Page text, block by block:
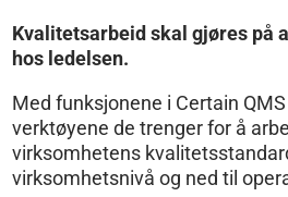
Kvalitetsarbeid skal gjøres på
hos ledelsen.
Med funksjonene i Certain
verktøyene de trenger for å
virksomhetens
virksomhetsnivå og ned til